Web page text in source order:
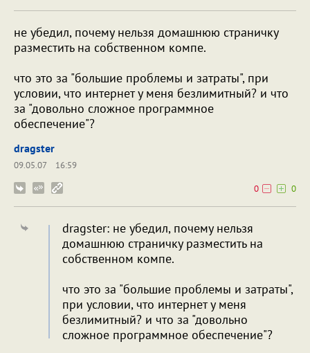
не убедил, почему нельзя домашнюю страничку
разместить на собственном компе.
что это за "большие проблемы и затраты", при
условии, что интернет у меня безлимитный? и что
за "довольно сложное программное
обеспечение"?
dragster
09.05.07
16:59
0
0
dragster: не убедил, почему нельзя
домашнюю страничку разместить на
собственном компе.
что это за "большие проблемы и затраты",
при условии, что интернет у меня
безлимитный? и что за "довольно
сложное программное обеспечение"?